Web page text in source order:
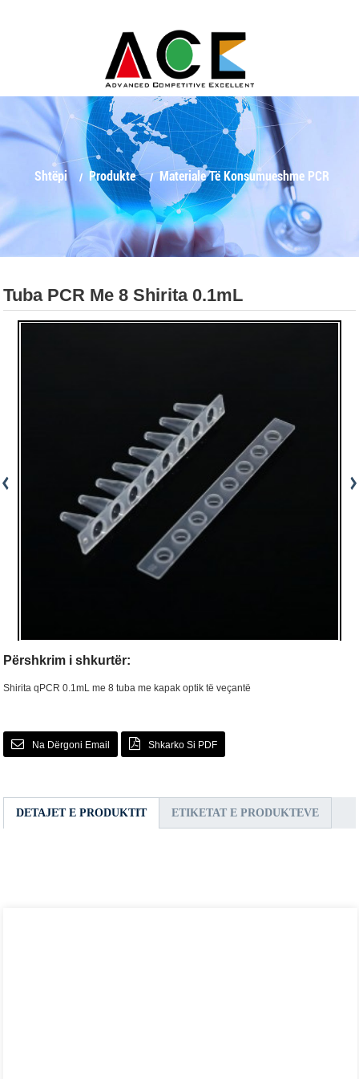
Shtëpi Produkte Materiale Të Konsumueshme PCR
Tuba PCR Me 8 Shirita 0.1mL
Përshkrim i shkurtër:
Shirita qPCR 0.1mL me 8 tuba me kapak optik të veçantë
Na Dërgoni Email Shkarko Si PDF
DETAJET E PRODUKTIT ETIKETAT E PRODUKTEVE